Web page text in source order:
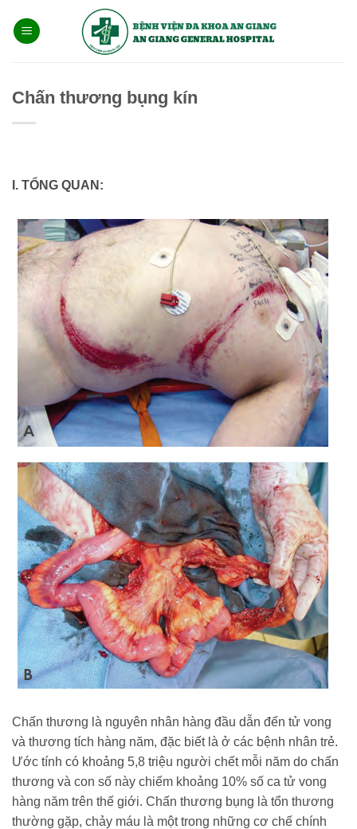
qua
Chấn thương bụng kín
I. TỔNG QUAN:
Chấn thương là nguyên nhân hàng đầu dẫn đến tử vong
và thương tích hàng năm, đặc biết là ở các bệnh nhân trẻ.
Ước tính có khoảng 5,8 triệu người chết mỗi năm do chấn
thương và con số này chiếm khoảng 10% số ca tử vong
hàng năm trên thế giới. Chấn thương bụng là tổn thương
thường gặp, chảy máu là một trong những cơ chế chính